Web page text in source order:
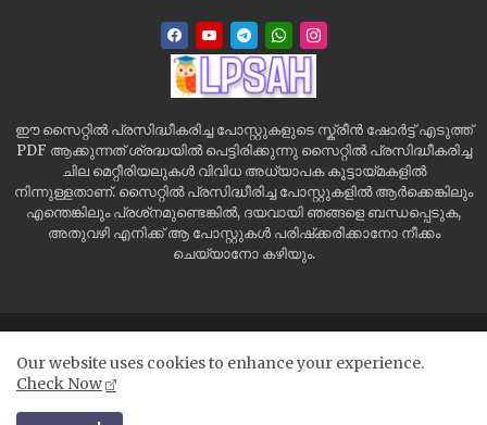
ഈ സൈറ്റിൽ പ്രസിദ്ധീകരിച്ച പോസ്റ്റുകളുടെ സ്ക്രീൻ ഷോർട്ട് എടുത്ത്
PDF ആക്കുന്നത് ശ്രദ്ധയിൽ പെട്ടിരിക്കുന്നു സൈറ്റിൽ പ്രസിദ്ധീകരിച്ച
ചില മെറ്റീരിയലുകൾ വിവിധ അധ്യാപക കൂട്ടായ്മകളിൽ
നിന്നുള്ളതാണ്. സൈറ്റിൽ പ്രസിദ്ധീരിച്ച പോസ്റ്റുകളിൽ ആർക്കെങ്കിലും
എന്തെങ്കിലും പ്രശ്‌നമുണ്ടെങ്കിൽ, ദയവായി ഞങ്ങളെ ബന്ധപ്പെടുക,
അതുവഴി എനിക്ക് ആ പോസ്റ്റുകൾ പരിഷ്‌ക്കരിക്കാനോ നീക്കം
ചെയ്യാനോ കഴിയും.
Disclaimer
Our website uses cookies to enhance your experience.
Check Now